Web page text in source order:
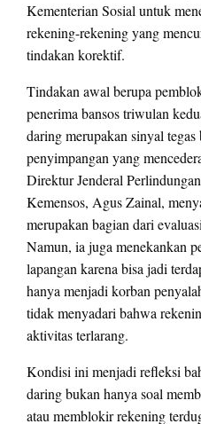
Kementerian Sosial untuk
rekening-rekening yang
tindakan korektif.
Tindakan awal berupa
penerima bansos triwulan
daring merupakan sinyal
penyimpangan yang
Direktur Jenderal
Kemensos, Agus Zainal,
merupakan bagian dari
Namun, ia juga menekankan
lapangan karena bisa jadi
hanya menjadi korban
tidak menyadari bahwa
aktivitas terlarang.
Kondisi ini menjadi refleksi
daring bukan hanya soal
atau memblokir rekening